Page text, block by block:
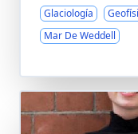
Glaciología
Mar De Weddell